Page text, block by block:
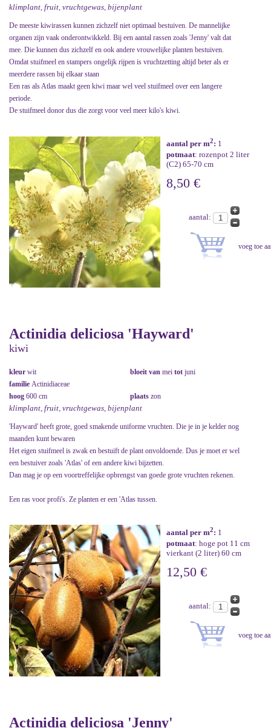
klimplant, fruit, vruchtgewas, bijenplant
De meeste kiwirassen kunnen zichzelf niet optimaal bestuiven. De mannelijke
organen zijn vaak onderontwikkeld. Bij een aantal rassen zoals 'Jenny' valt dat
mee. Die kunnen dus zichzelf en ook andere vrouwelijke planten bestuiven.
Omdat stuifmeel en stampers ongelijk rijpen is vruchtzetting altijd beter als er
meerdere rassen bij elkaar staan
Een ras als Atlas maakt geen kiwi maar wel veel stuifmeel over een langere
periode.
De stuifmeel donor dus die zorgt voor veel meer kilo's kiwi.
aantal per m2: 1
potmaat: rozenpot 2 liter
(C2) 65-70 cm
8,50 €
aantal:
Actinidia deliciosa 'Hayward'
kiwi
kleur wit bloeit van mei tot juni
familie Actinidiaceae
hoog 600 cm plaats zon
klimplant, fruit, vruchtgewas, bijenplant
'Hayward' heeft grote, goed smakende uniforme vruchten. Die je in je kelder nog
maanden kunt bewaren
Het eigen stuifmeel is zwak en bestuift de plant onvoldoende. Dus je moet er wel
een bestuiver zoals 'Atlas' of een andere kiwi bijzetten.
Dan mag je op een voortreffelijke opbrengst van goede grote vruchten rekenen.
Een ras voor profi's. Ze planten er een 'Atlas tussen.
aantal per m2: 1
potmaat: hoge pot 11 cm
vierkant (2 liter) 60 cm
12,50 €
aantal:
Actinidia deliciosa 'Jenny'